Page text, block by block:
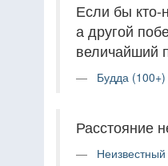
Если бы кто-
а другой
величайший
Будда (100+)
Расстояние